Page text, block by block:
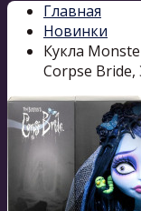
Главная
Новинки
Кукла
Corpse